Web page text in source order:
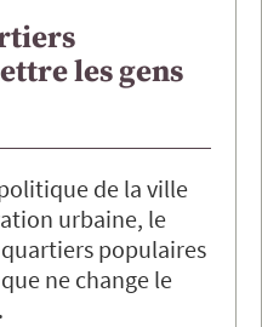
les gens
de la ville
urbaine, le
populaires
ne change le